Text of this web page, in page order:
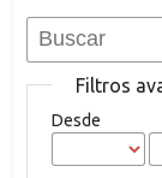
Filtros
Desde